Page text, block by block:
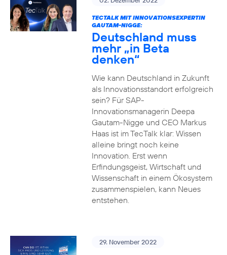
TECTALK MIT INNOVATIONSEXPERTIN
GAUTAM-NIGGE:
Deutschland muss
mehr „in Beta
denken“
Wie kann Deutschland in Zukunft
als Innovationsstandort erfolgreich
sein? Für SAP-
Innovationsmanagerin Deepa
Gautam-Nigge und CEO Markus
Haas ist im TecTalk klar: Wissen
alleine bringt noch keine
Innovation. Erst wenn
Erfindungsgeist, Wirtschaft und
Wissenschaft in einem Ökosystem
zusammenspielen, kann Neues
entstehen.
29. November 2022